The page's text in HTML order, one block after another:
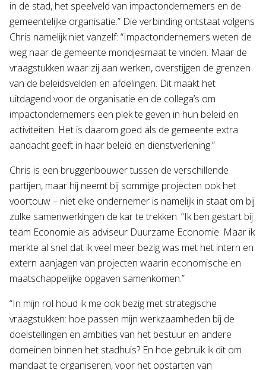
in de stad, het speelveld van impactondernemers en de
gemeentelijke organisatie.” Die verbinding ontstaat volgens
Chris namelijk niet vanzelf: “Impactondernemers weten de
weg naar de gemeente mondjesmaat te vinden. Maar de
vraagstukken waar zij aan werken, overstijgen de grenzen
van de beleidsvelden en afdelingen. Dit maakt het
uitdagend voor de organisatie en de collega’s om
impactondernemers een plek te geven in hun beleid en
activiteiten. Het is daarom goed als de gemeente extra
aandacht geeft in haar beleid en dienstverlening.”
Chris is een bruggenbouwer tussen de verschillende
partijen, maar hij neemt bij sommige projecten ook het
voortouw – niet elke ondernemer is namelijk in staat om bij
zulke samenwerkingen de kar te trekken. “Ik ben gestart bij
team Economie als adviseur Duurzame Economie. Maar ik
merkte al snel dat ik veel meer bezig was met het intern en
extern aanjagen van projecten waarin economische en
maatschappelijke opgaven samenkomen.”
“In mijn rol houd ik me ook bezig met strategische
vraagstukken: hoe passen mijn werkzaamheden bij de
doelstellingen en ambities van het bestuur en andere
domeinen binnen het stadhuis? En hoe gebruik ik dit om
mandaat te organiseren, voor het opstarten van